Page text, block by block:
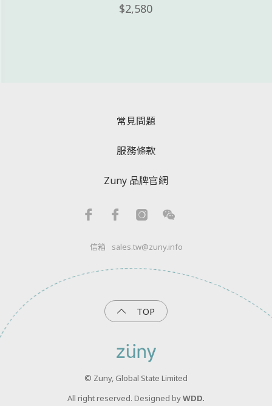
2,580
常見問題
服務條款
Zuny 品牌官網
信箱 sales.tw@zuny.info
TOP
© Zuny, Global State Limited
All right reserved. Designed byWDD.